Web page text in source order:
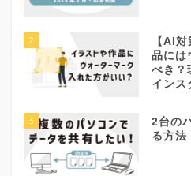
2
【AI
品には
べき？
インス
3
2台の
る方法